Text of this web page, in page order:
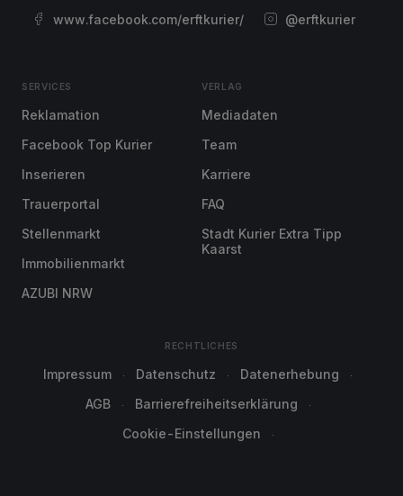
www.facebook.com/erftkurier/ @erftkurier
SERVICES
Reklamation
Facebook Top Kurier
Inserieren
Trauerportal
Stellenmarkt
Immobilienmarkt
AZUBI NRW
VERLAG
Mediadaten
Team
Karriere
FAQ
Stadt Kurier Extra Tipp
Kaarst
RECHTLICHES
Impressum Datenschutz
Datenerhebung
AGB
Barrierefreiheitserklärung
Cookie-Einstellungen